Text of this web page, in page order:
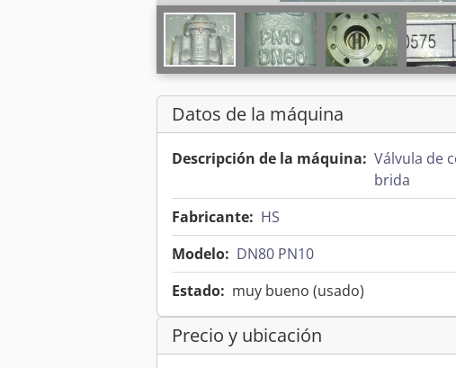
Datos de la máquina
Descripción de la máquina: Válvula de
brida
Fabricante: HS
Modelo: DN80 PN10
Estado: muy bueno (usado)
Precio y ubicación